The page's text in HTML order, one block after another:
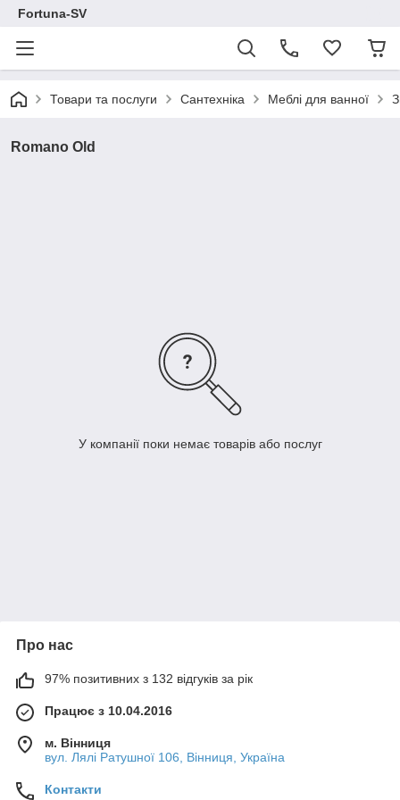
Fortuna-SV
Товари та послуги Сантехніка Меблі для ванної
Romano Old
У компанії поки немає товарів або послуг
Про нас
97% позитивних з 132 відгуків за рік
Працює з 10.04.2016
м. Вінниця
вул. Лялі Ратушної 106, Вінниця, Україна
Контакти